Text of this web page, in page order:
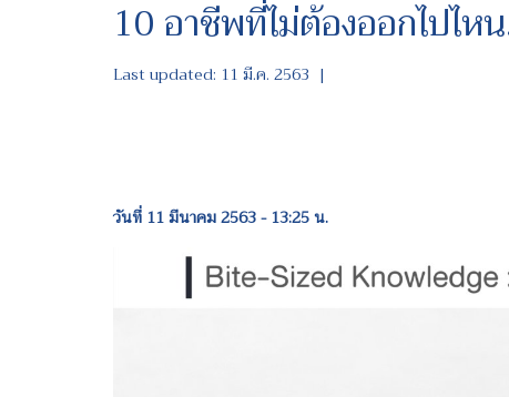
10 อาชีพที่ไม่ต้องออกไปไห
Last updated: 11 มี.ค. 2563 |
วันที่ 11 มีนาคม 2563 - 13:25 น.